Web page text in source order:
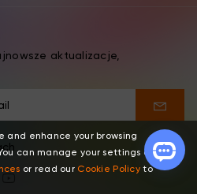
aktualizacje,
and enhance your browsing
can manage your settings at any
or read our Cookie Policyto